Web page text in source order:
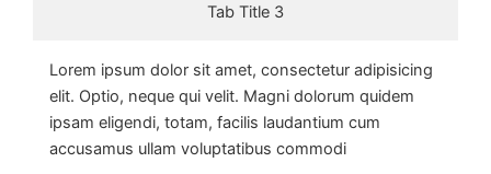
Tab Title 3
Lorem ipsum dolor sit amet, consectetur adipisicing
elit. Optio, neque qui velit. Magni dolorum quidem
ipsam eligendi, totam, facilis laudantium cum
accusamus ullam voluptatibus commodi